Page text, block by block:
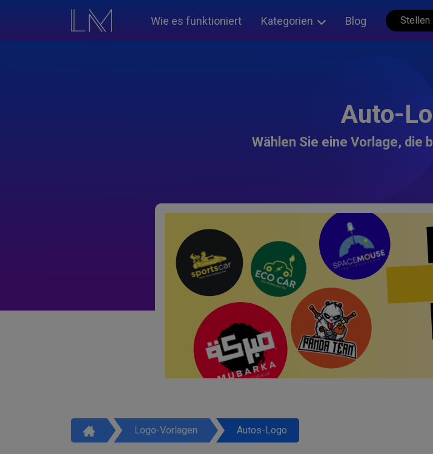
Wie es funktioniert Kategorien Blog Stellen
Auto-
Wählen Sie eine Vorlage, die
Logo-Vorlagen Autos-Logo